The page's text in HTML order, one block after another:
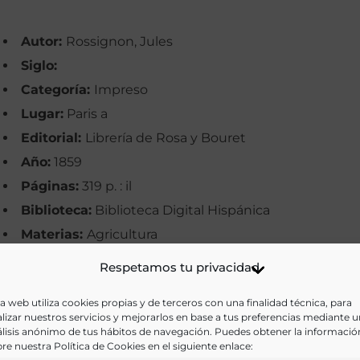
Respetamos tu privacidad
web utiliza cookies propias y de terceros con una finalidad técnica, para
nuestros servicios y mejorarlos en base a tus preferencias mediante
anónimo de tus hábitos de navegación. Puedes obtener la
nuestra Política de Cookies en el siguiente enlace:
Autor: Rossignon, Jules
Siglo:
Categoría: Impreso
Lugar: Paris a
Editorial: Librería de Rosa y Bouret
Año: 1859
Páginas: 319 p. : il
Biblioteca: Biblioteca Digital Hispánica
Materias: Agricultura
Cultivos, Horticultura, Jardinería
Ir a versión electrónica